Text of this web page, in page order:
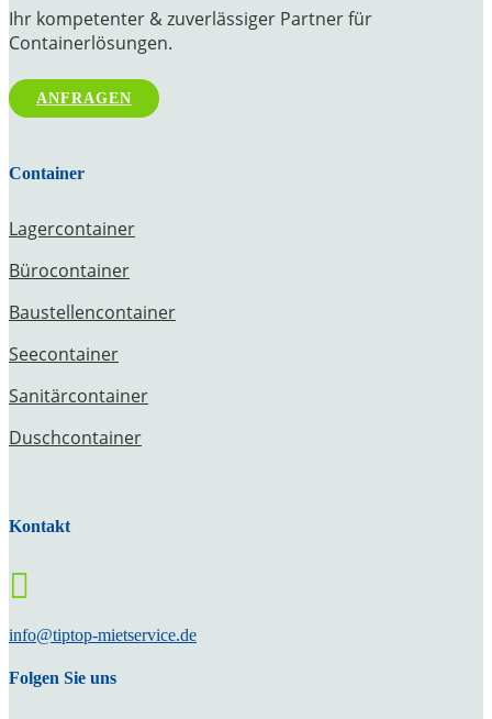
Ihr kompetenter & zuverlässiger Partner für
Containerlösungen.
ANFRAGEN
Container
Lagercontainer
Bürocontainer
Baustellencontainer
Seecontainer
Sanitärcontainer
Duschcontainer
Kontakt

info@tiptop-mietservice.de
Folgen Sie uns